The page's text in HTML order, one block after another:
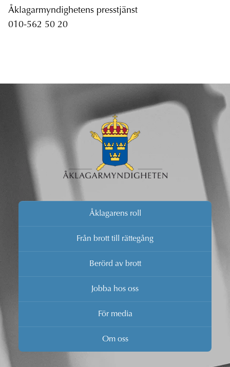
Åklagarmyndighetens presstjänst
010-562 50 20
Åklagarens roll
Från brott till rättegång
Berörd av brott
Jobba hos oss
För media
Om oss